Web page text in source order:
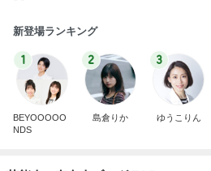
新登場ランキング
1
BEYOOOOO
NDS
2
島倉りか
3
ゆうこりん